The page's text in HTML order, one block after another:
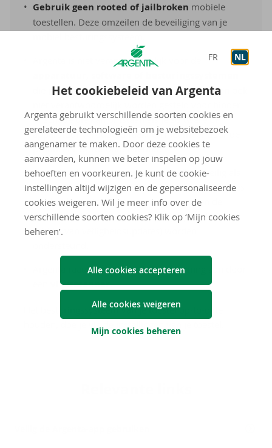
FR NL
Het cookiebeleid van Argenta
Argenta gebruikt verschillende soorten cookies en
gerelateerde technologieën om je websitebezoek
aangenamer te maken. Door deze cookies te
aanvaarden, kunnen we beter inspelen op jouw
behoeften en voorkeuren. Je kunt de cookie-
instellingen altijd wijzigen en de gepersonaliseerde
cookies weigeren. Wil je meer info over de
verschillende soorten cookies? Klik op ‘Mijn cookies
beheren’.
Alle cookies accepteren
Alle cookies weigeren
Mijn cookies beheren
Gebruik geen rooted of jailbroken mobiele
toestellen. Deze omzeilen de beveiliging van je
Argenta is niet verantwoordelijk voor de
die je op jouw toestel gebruikt. We kunnen dan ook
of schade die kan ontstaan als je software of
apparatuur verouderd raakt en niet meer door de
producent wordt ondersteund.
Het gebruik van de Argenta-app is alleen veilig als
de producent van je toestel aangeeft dat de versies
van het besturingssysteem, de browser en de
gebruikte plug-ins nog actief (volledig of door
middel van veiligheidsupdates) worden
Argenta raadt een minimale bescherming aan door
virusscanner.
Het besturingssysteem van je toestel up-to-date
houden, doe je via de instellingen van je toestel.